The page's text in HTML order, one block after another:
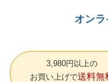
オン
3,980円以上の
お買い上げで送料無